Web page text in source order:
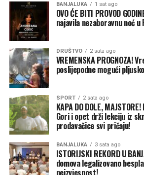
Divlje svinje dolaze iz Hrvatske
Na području pored Save još ima
zemljištu. Kukuruz dobro napreduje,
rodnu godinu – nastali su problemi.
uglavnom koriste nizak vodostaj Save
Hrvatske.
“Nije meni problem suša jer su parcele
zadržale vlagu, ali nemam rješenje za
otjerati i šta učiniti. Vidio sam
njivi. Posjedujem veliku farmu, od koje
To nam je jedino zanimanje. Od ovog
stočnu hranu. Ukoliko se ne
koje nadiru u krdima, prelaze Savu iz
BANJALUKA 1 sat ago
OVO ĆE BITI PROVOD
najavila nezaboravnu noć
DRUŠTVO 2 sata ago
VREMENSKA PROGNOZA!
poslijepodne mogući
SPORT 2 sata ago
KAPA DO DOLE,
Gori i opet drži lekciju iz
prodavačice svi pričaju!
BANJALUKA 3 sata ago
ISTORIJSKI REKORD U
domova legalizovano
neizvjesnost!